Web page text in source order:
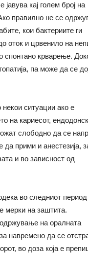
кај голем број на
правилно не се
кои бактериите ги
оток и црвенило на
спонтано крварење.
па може да се
ситуации ако е
на кариесот,
слободно да се
да прими и анестезија,
и во зависност од
во следниот период
мерки на заштита.
на оралната
навремено да се
во доза која е